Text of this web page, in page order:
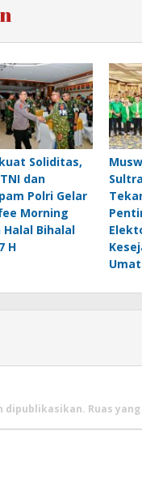
Soliditas,
dan
Polri Gelar
Morning
Halal Bihalal
H
Umat
dipublikasikan. Ruas